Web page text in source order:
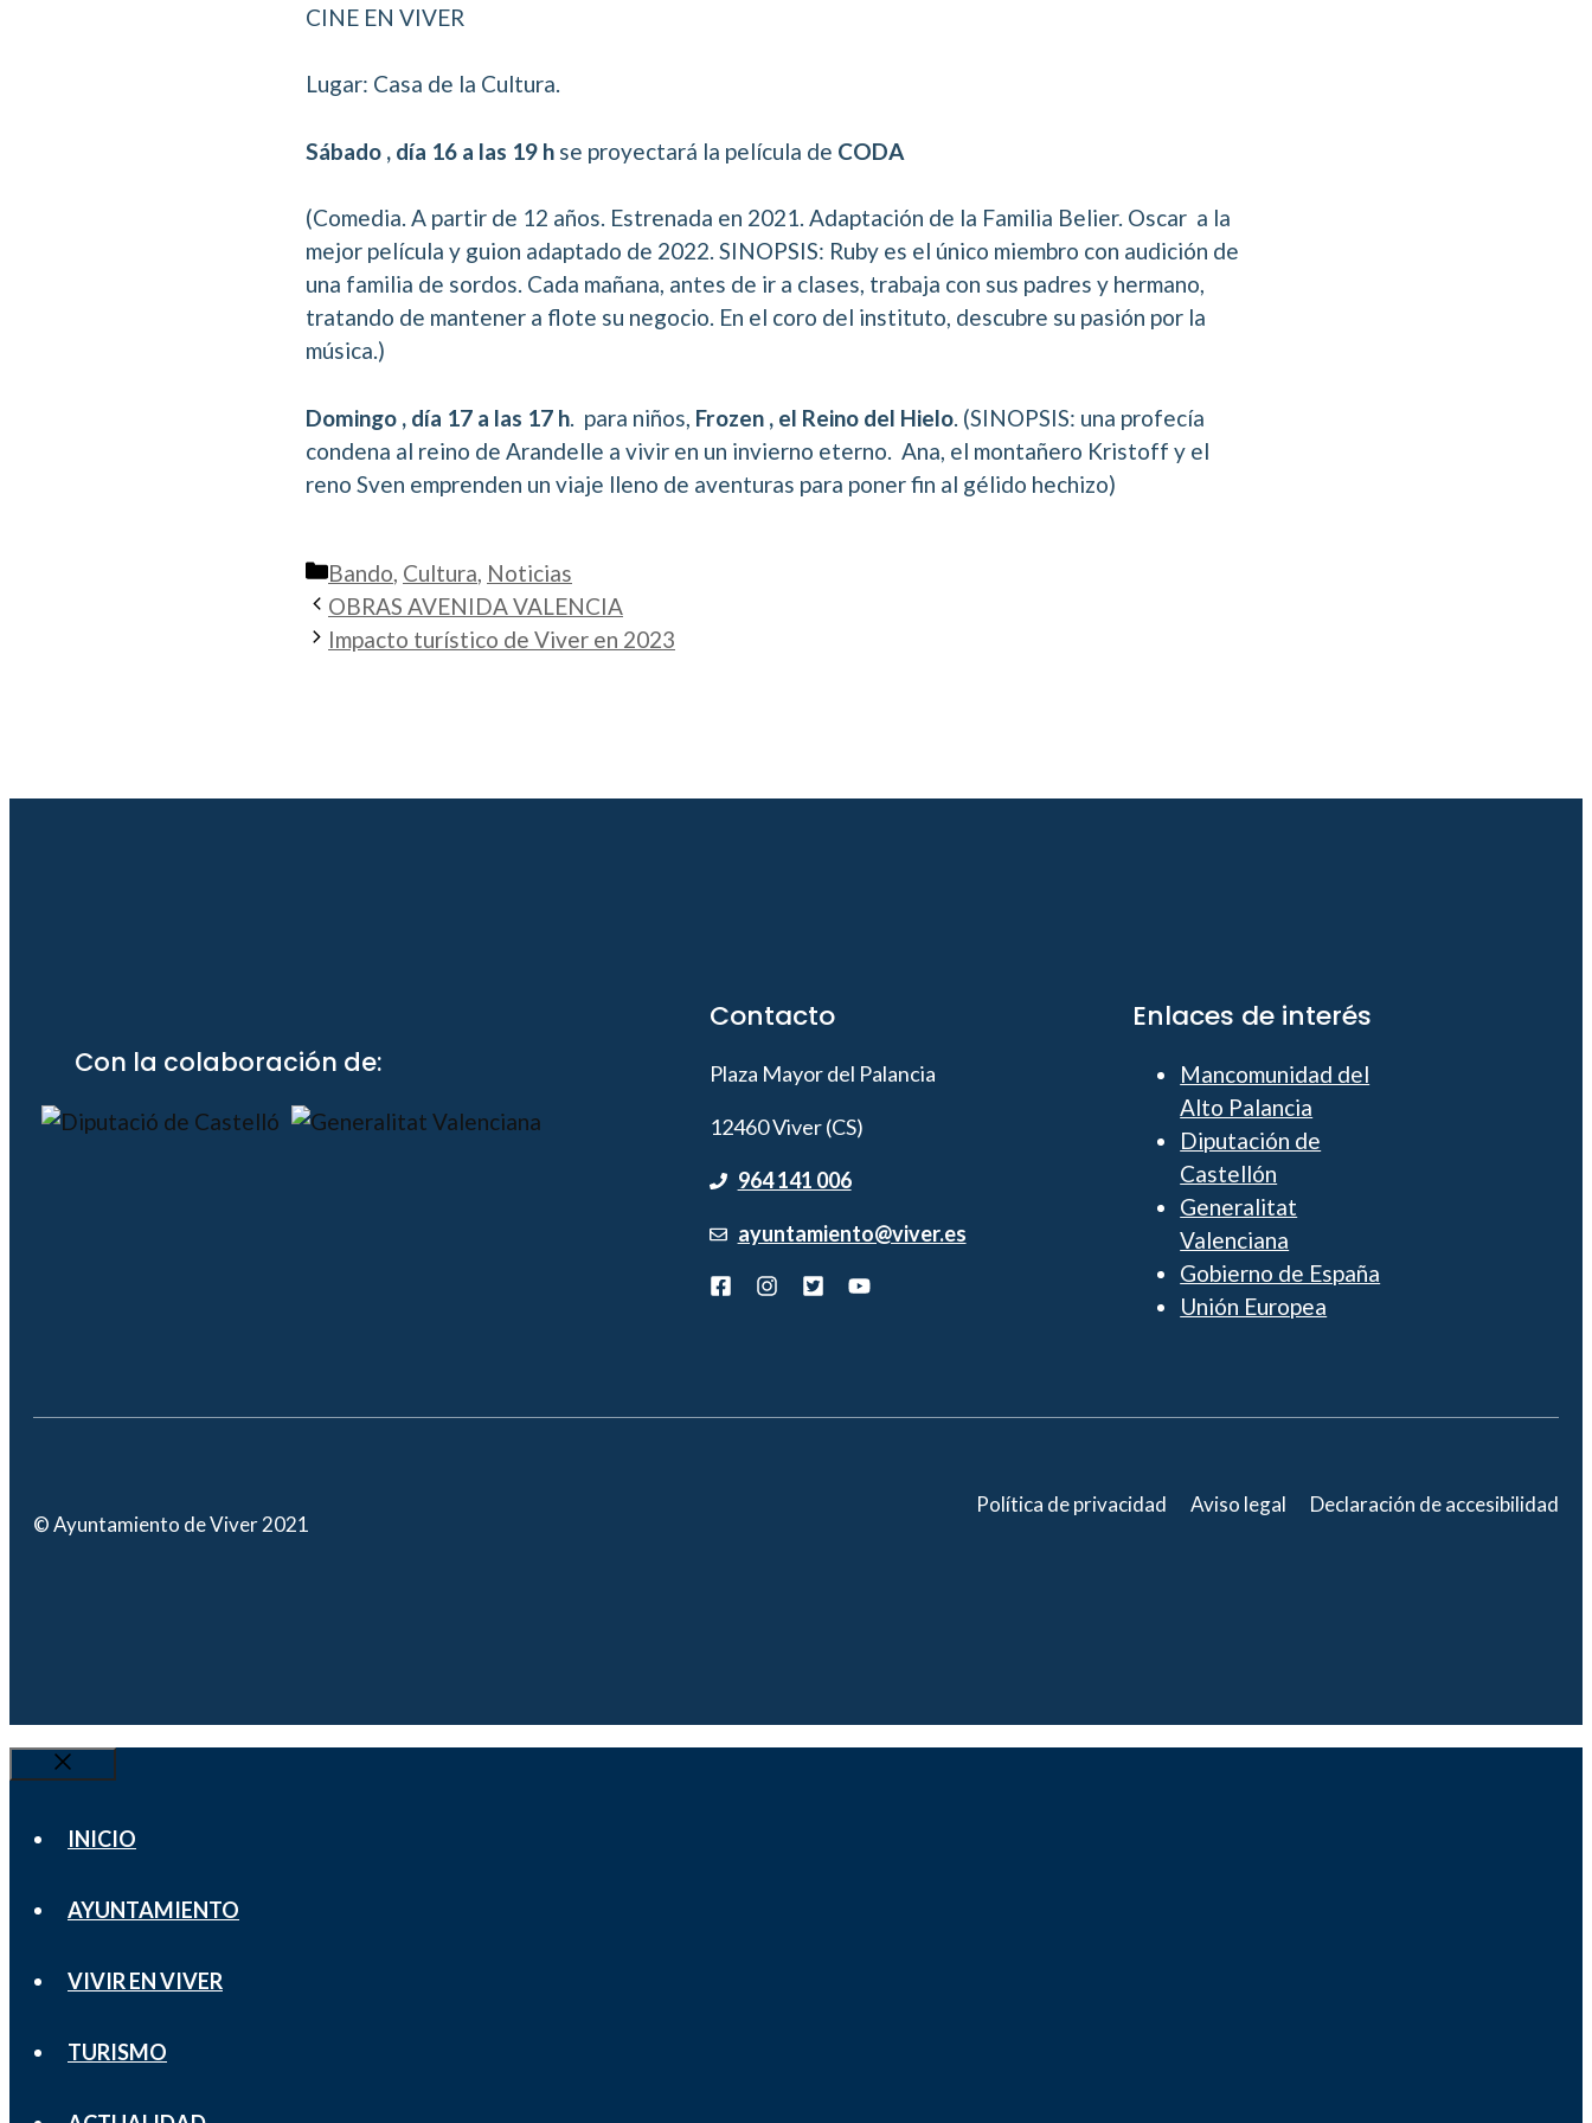
CINE EN VIVER
Lugar: Casa de la Cultura.
Sábado , día 16 a las 19 h se proyectará la película de CODA
(Comedia. A partir de 12 años. Estrenada en 2021. Adaptación de la Familia Belier. Oscar a la
mejor película y guion adaptado de 2022. SINOPSIS: Ruby es el único miembro con audición de
una familia de sordos. Cada mañana, antes de ir a clases, trabaja con sus padres y hermano,
tratando de mantener a flote su negocio. En el coro del instituto, descubre su pasión por la
música.)
Domingo , día 17 a las 17 h . para niños, Frozen , el Reino del Hielo . (SINOPSIS: una profecía
condena al reino de Arandelle a vivir en un invierno eterno. Ana, el montañero Kristoff y el
reno Sven emprenden un viaje lleno de aventuras para poner fin al gélido hechizo)
Categorías
Bando, Cultura, Noticias
OBRAS AVENIDA VALENCIA
Impacto turístico de Viver en 2023
Con la colaboración de:
Contacto
Plaza Mayor del Palancia
12460 Viver (CS)
964 141 006
ayuntamiento@viver.es
Enlaces de interés
Mancomunidad del
Alto Palancia
Diputación de
Castellón
Generalitat
Valenciana
Gobierno de España
Unión Europea
© Ayuntamiento de Viver 2021
Política de privacidad Aviso legal Declaración de accesibilidad
Cerrar
INICIO
AYUNTAMIENTO
VIVIR EN VIVER
TURISMO